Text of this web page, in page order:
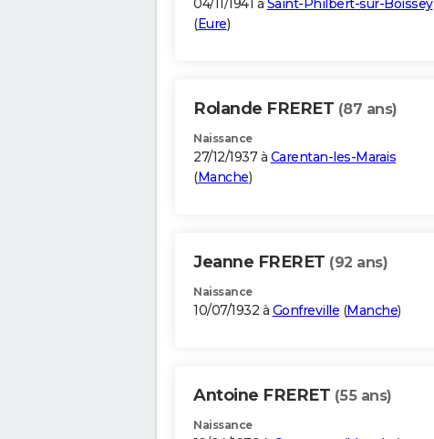
04/11/1941 à Saint-Philbert-sur-Boissey
(Eure)
Rolande FRERET (87 ans)
Naissance
27/12/1937 à Carentan-les-Marais
(Manche)
Jeanne FRERET (92 ans)
Naissance
10/07/1932 à Gonfreville (Manche)
Antoine FRERET (55 ans)
Naissance